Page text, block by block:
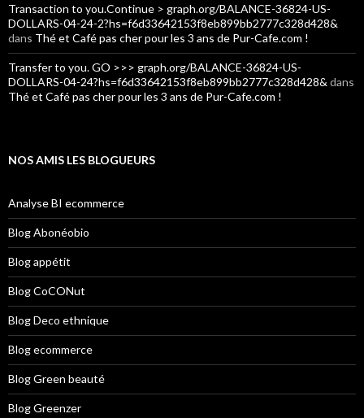
Transaction to you.Continue > graph.org/BALANCE-36824-US-
DOLLARS-04-24-2?hs=f6d33642153f8eb899bb2777c328d428&
dans Thé et Café pas cher pour les 3 ans de Pur-Cafe.com !
Transfer to you. GO >>> graph.org/BALANCE-36824-US-
DOLLARS-04-24?hs=f6d33642153f8eb899bb2777c328d428& dans
Thé et Café pas cher pour les 3 ans de Pur-Cafe.com !
NOS AMIS LES BLOGUEURS
Analyse BI ecommerce
Blog Abonéobio
Blog appétit
Blog CoCONut
Blog Deco ethnique
Blog ecommerce
Blog Green beauté
Blog Greenzer